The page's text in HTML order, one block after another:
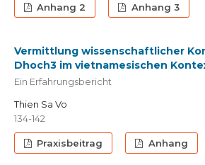
Anhang 2 Anhang 3
Vermittlung wissenschaftlicher
Dhoch3 im vietnamesischen
Ein Erfahrungsbericht
Thien Sa Vo
134-142
Praxisbeitrag Anhang